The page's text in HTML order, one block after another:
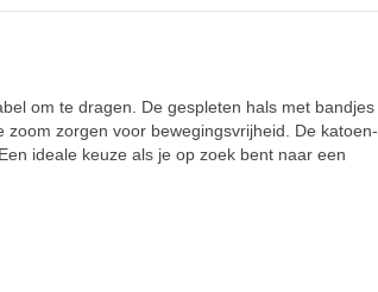
om te dragen. De gespleten hals met bandjes
zorgen voor bewegingsvrijheid. De katoen-
ideale keuze als je op zoek bent naar een